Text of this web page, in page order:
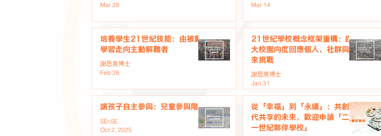
Mar 28
Mar 14
培養學生21世紀技能：由被動
學習走向主動解難者
謝思熹博士
Feb 28
21世紀學校概念框架重構：四
大校園向度回應個人、社群與未
來挑戰
謝思熹博士
Jan 31
讓孩子自主參與：兒童參與階梯
SEnSE
Oct 2, 2025
從「幸福」到「永續」：共創世
代共享的未來，歡迎申請「二十
一世紀夥伴學校」